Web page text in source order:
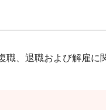
、退職および解雇に